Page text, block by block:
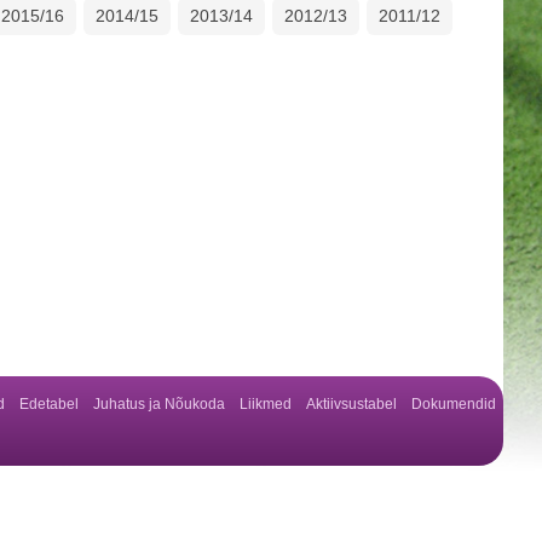
2015/16 2014/15 2013/14 2012/13 2011/12
Edetabel Juhatus ja Nõukoda Liikmed Aktiivsustabel
Dokumendid